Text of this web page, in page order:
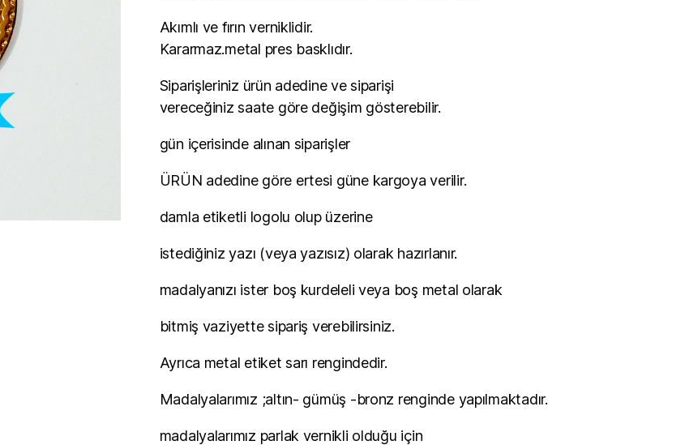
Akımlı ve fırın verniklidir.
Kararmaz.metal pres basklıdır.
Siparişleriniz ürün adedine ve siparişi
vereceğiniz saate göre değişim gösterebilir.
gün içerisinde alınan siparişler
ÜRÜN adedine göre ertesi güne kargoya verilir.
damla etiketli logolu olup üzerine
istediğiniz yazı (veya yazısız) olarak hazırlanır.
madalyanızı ister boş kurdeleli veya boş metal olarak
bitmiş vaziyette sipariş verebilirsiniz.
Ayrıca metal etiket sarı rengindedir.
Madalyalarımız ;altın- gümüş -bronz renginde yapılmaktadır.
madalyalarımız parlak vernikli olduğu için